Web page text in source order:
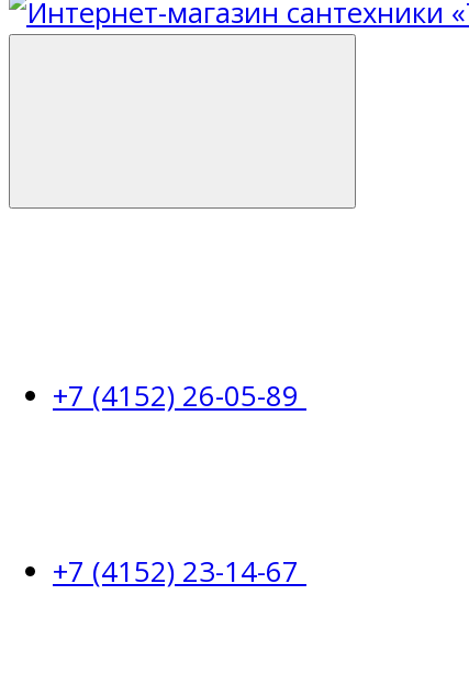
+7 (4152) 26-05-89
+7 (4152) 23-14-67